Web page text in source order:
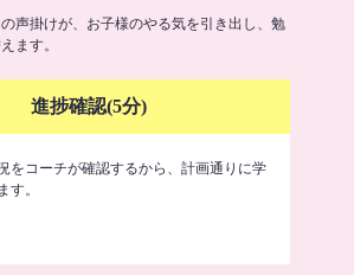
声掛けが、お子様のやる気を引き出し、勉
ます。
進捗確認(5分)
をコーチが確認するから、計画通りに学
す。